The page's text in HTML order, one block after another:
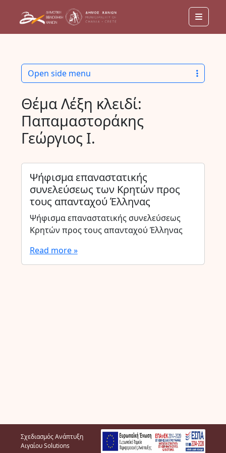
Menu
Θέμα Λέξη κλειδί:
Παπαμαστοράκης
Γεώργιος Ι.
Ψήφισμα επαναστατικής
συνελεύσεως των Κρητών προς
τους απανταχού Έλληνας
Ψήφισμα επαναστατικής συνελεύσεως
Κρητών προς τους απανταχού Έλληνας
Read more »
Open side menu
Σχεδιασμός Ανάπτυξη
Αιγαίου Solutions